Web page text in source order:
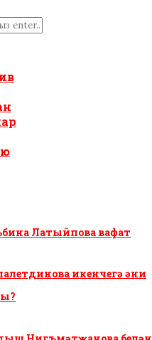
Латыйпова вафат
икенчегә әни